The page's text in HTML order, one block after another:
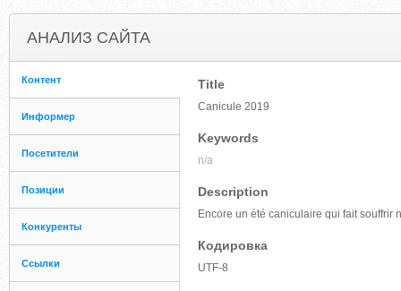
АНАЛИЗ САЙТА
Контент
Информер
Посетители
Позиции
Конкуренты
Ссылки
Title
Canicule 2019
Keywords
n/a
Description
Encore un été caniculaire qui fait souffrir
Кодировка
UTF-8